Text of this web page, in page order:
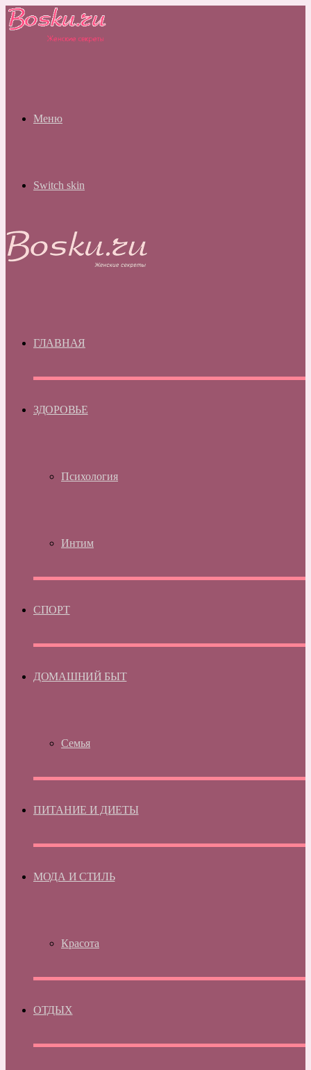
Меню
Switch skin
ГЛАВНАЯ
ЗДОРОВЬЕ
Психология
Интим
СПОРТ
ДОМАШНИЙ БЫТ
Семья
ПИТАНИЕ И ДИЕТЫ
МОДА И СТИЛЬ
Красота
ОТДЫХ